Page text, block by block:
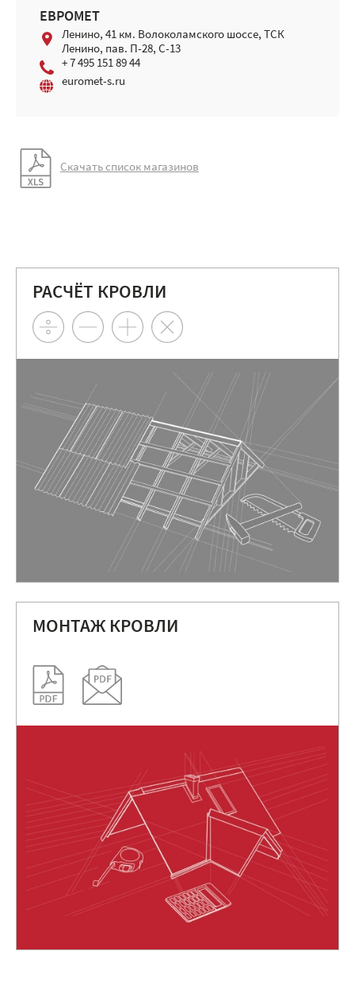
ЕВРОМЕТ
Ленино, 41 км. Волоколамского шоссе, ТСК
Ленино, пав. П-28, С-13
+ 7 495 151 89 44
euromet-s.ru
Скачать список магазинов
РАСЧЁТ КРОВЛИ
МОНТАЖ КРОВЛИ